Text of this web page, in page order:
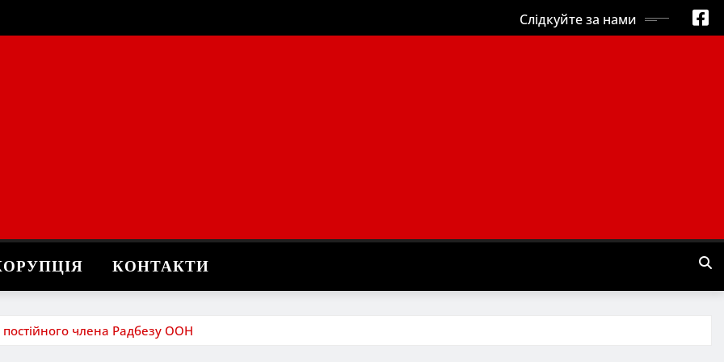
Слідкуйте за нами
КОНТАКТИ
члена Радбезу ООН